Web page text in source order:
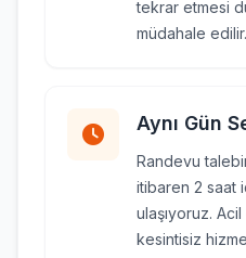
tekrar etmesi
müdahale edilir.
Aynı Gün
Randevu
itibaren 2 saat
ulaşıyoruz.
kesintisiz